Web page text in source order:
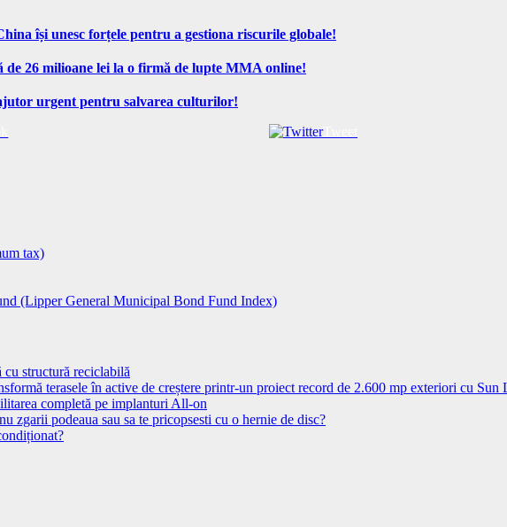
își unesc forțele pentru a gestiona riscurile globale!
26 milioane lei la o firmă de lupte MMA online!
urgent pentru salvarea culturilor!
Tweet
tax)
(Lipper General Municipal Bond Fund Index)
structură reciclabilă
terasele în active de creștere printr-un proiect record de 2.600 mp exteriori cu Sun
completă pe implanturi All-on
zgarii podeaua sau sa te pricopsesti cu o hernie de disc?